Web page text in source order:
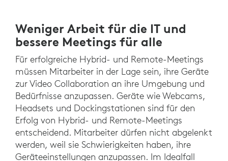
Weniger Arbeit für die IT und
bessere Meetings für alle
Für erfolgreiche Hybrid- und Remote-Meetings
müssen Mitarbeiter in der Lage sein, ihre Geräte
zur Video Collaboration an ihre Umgebung und
Bedürfnisse anzupassen. Geräte wie Webcams,
Headsets und Dockingstationen sind für den
Erfolg von Hybrid- und Remote-Meetings
entscheidend. Mitarbeiter dürfen nicht abgelenkt
werden, weil sie Schwierigkeiten haben, ihre
Geräteeinstellungen anzupassen. Im Idealfall